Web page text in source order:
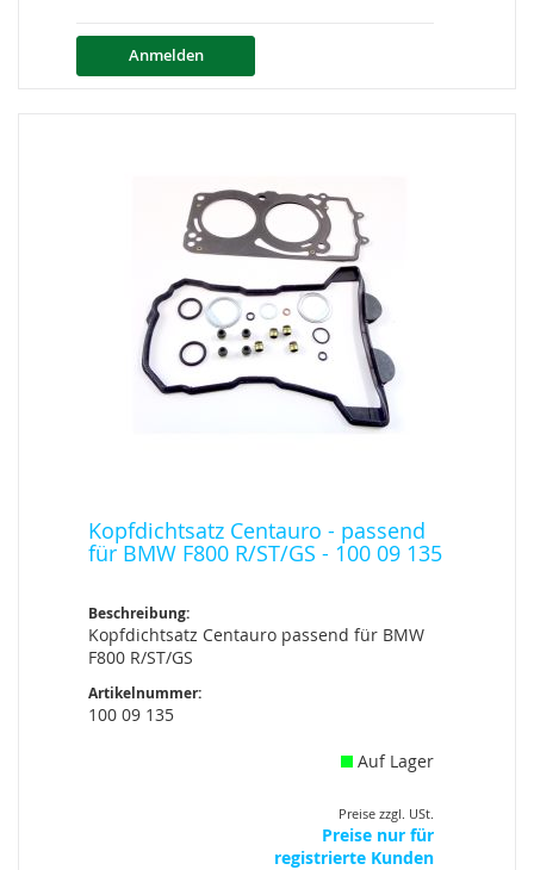
Anmelden
Kopfdichtsatz Centauro - passend
für BMW F800 R/ST/GS - 100 09 135
Beschreibung:
Kopfdichtsatz Centauro passend für BMW
F800 R/ST/GS
Artikelnummer:
100 09 135
Auf Lager
Preise zzgl. USt.
Preise nur für
registrierte Kunden